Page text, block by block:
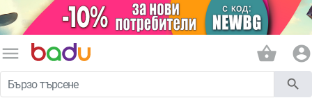
menu shopping_basket account_circle
search